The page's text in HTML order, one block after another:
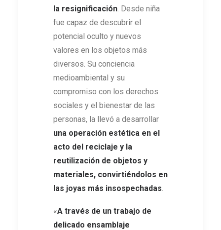
la resignificación. Desde niña
fue capaz de descubrir el
potencial oculto y nuevos
valores en los objetos más
diversos. Su conciencia
medioambiental y su
compromiso con los derechos
sociales y el bienestar de las
personas, la llevó a desarrollar
una operación estética en el
acto del reciclaje y la
reutilización de objetos y
materiales, convirtiéndolos en
las joyas más insospechadas.
«A través de un trabajo de
delicado ensamblaje